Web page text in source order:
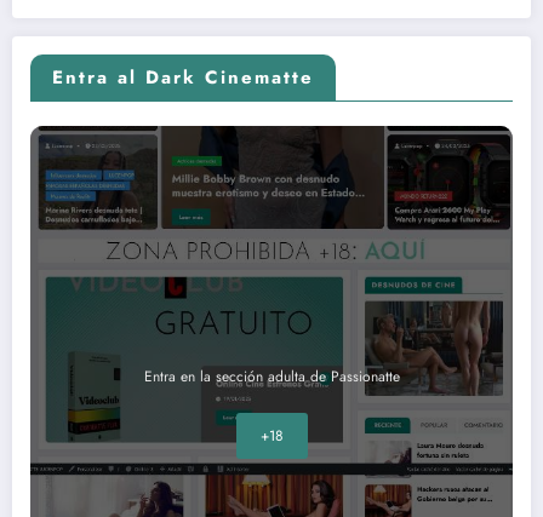
Entra al Dark Cinematte
Entra en la sección adulta de Passionatte
+18